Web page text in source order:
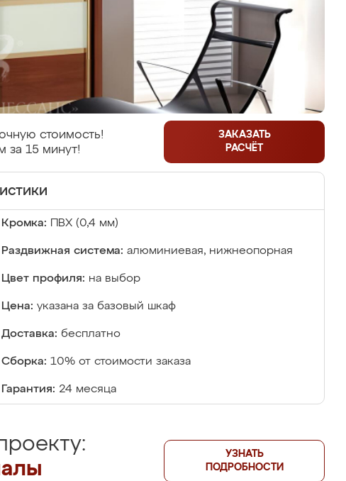
стоимость!
за 15 минут!
ЗАКАЗАТЬ
РАСЧЁТ
Кромка: ПВХ (0,4 мм)
Раздвижная система: алюминиевая, нижнеопорная
Цвет профиля: на выбор
Цена: указана за базовый шкаф
Доставка: бесплатно
Сборка: 10% от стоимости заказа
Гарантия: 24 месяца
УЗНАТЬ
ПОДРОБНОСТИ